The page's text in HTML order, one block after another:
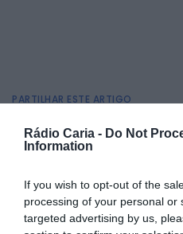
Rádio Caria - Do Not
Information
If you wish to opt-out of the
processing of your personal or
targeted advertising by us,
A Junta de Freguesia de
semana passada, foram
manutenção no Parque de
PARTILHAR ESTE ARTIGO
Facebook
Mastodon
Email
Share